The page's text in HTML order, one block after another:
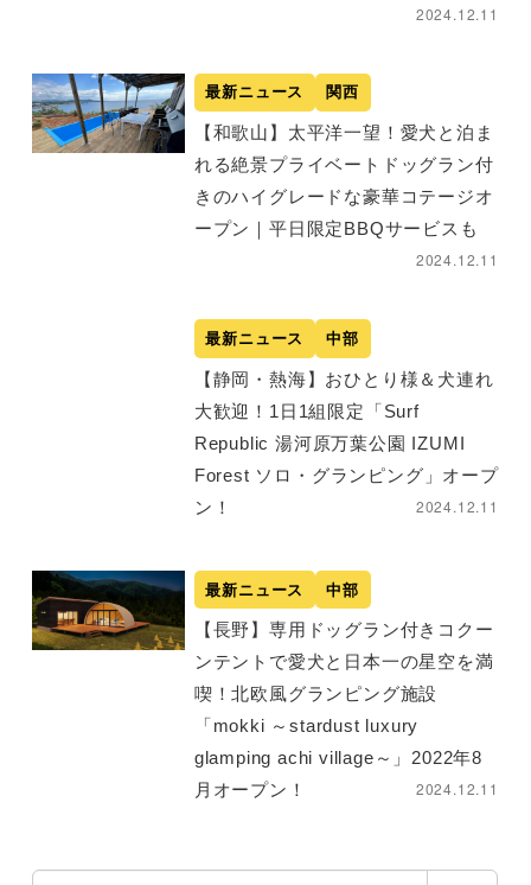
2024.12.11
最新ニュース 関西
【和歌山】太平洋一望！愛犬と泊ま
れる絶景プライベートドッグラン付
きのハイグレードな豪華コテージ​オ
ープン｜平日限定BBQサービスも
2024.12.11
最新ニュース 中部
【静岡・熱海】おひとり様＆犬連れ
大歓迎！1日1組限定「Surf
Republic 湯河原万葉公園 IZUMI
Forest ソロ・グランピング」オープ
ン！
2024.12.11
最新ニュース 中部
【長野】専用ドッグラン付きコクー
ンテントで愛犬と日本一の星空を満
喫！北欧風グランピング施設
「mokki ～stardust luxury
glamping achi village～」2022年8
月オープン！
2024.12.11